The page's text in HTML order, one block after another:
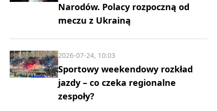
Narodów. Polacy rozpoczną od
meczu z Ukrainą
Sportowy weekendowy rozkład
jazdy – co czeka regionalne
zespoły?
2026-07-24, 10:03